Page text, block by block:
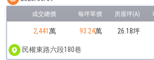
2,441萬 93.24萬 26.18坪
民權東路六段180巷